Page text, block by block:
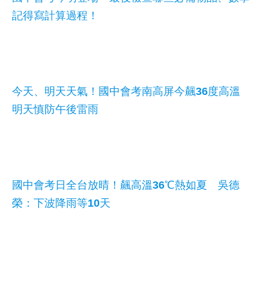
記得寫計算過程！
今天、明天天氣！國中會考南高屏今飆36度高溫
明天慎防午後雷雨
國中會考日全台放晴！飆高溫36℃熱如夏 吳德
榮：下波降雨等10天